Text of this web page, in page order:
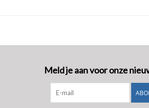
Meld je aan voor onze